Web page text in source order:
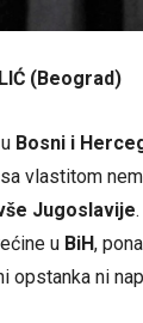
(Beograd)
Bosni i
vlastitom
Jugoslavije
u BiH,
opstanka ni